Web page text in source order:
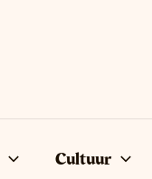
Cultuur